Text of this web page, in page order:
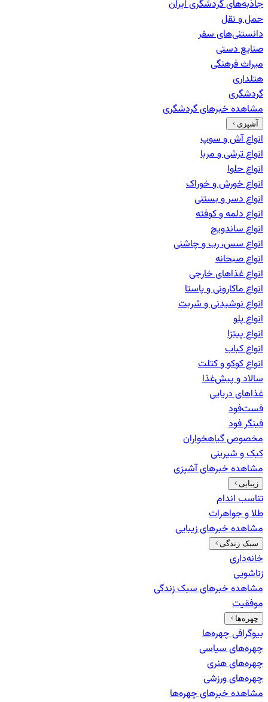
جاذبه‌های گردشگری ایران
حمل و نقل
دانستنی‌های سفر
صنایع دستی
میراث فرهنگی
هتلداری
گردشگری
مشاهده خبرهایگردشگری
آشپزی
انواع آش و سوپ
انواع ترشی و مربا
انواع حلوا
انواع خورش و خوراک
انواع دسر و بستنی
انواع دلمه و کوفته
انواع ساندویچ
انواع سس، رب و چاشنی
انواع صبحانه
انواع غذاهای خارجی
انواع ماکارونی و پاستا
انواع نوشیدنی و شربت
انواع پلو
انواع پیتزا
انواع کباب
انواع کوکو و کتلت
سالاد و پیش‌غذا
غذاهای دریایی
فست‌فود
فینگر فود
مخصوص گیاهخواران
کیک و شیرینی
مشاهده خبرهایآشپزی
زیبایی
تناسب اندام
طلا و جواهرات
مشاهده خبرهایزیبایی
سبک زندگی
خانه‌داری
زناشویی
مشاهده خبرهایسبک زندگی
موفقیت
چهره‌ها
بیوگرافی چهره‌ها
چهره‌های سیاسی
چهره‌های هنری
چهره‌های ورزشی
مشاهده خبرهایچهره‌ها